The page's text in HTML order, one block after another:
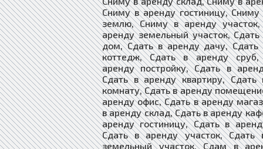
Сниму в аренду гостиницу,
землю, Сниму в аренду
аренду земельный участок,
дом, Сдать в аренду дачу, Сдать
коттедж, Сдать в аренду
аренду постройку, Сдать в
Сдать в аренду квартиру, Сдать
комнату, Сдать в аренду
аренду офис, Сдать в аренду
в аренду склад, Сдать в аренду
аренду гостиницу, Сдать в
Сдать в аренду участок, Сдать
земельный участок, Сдам в